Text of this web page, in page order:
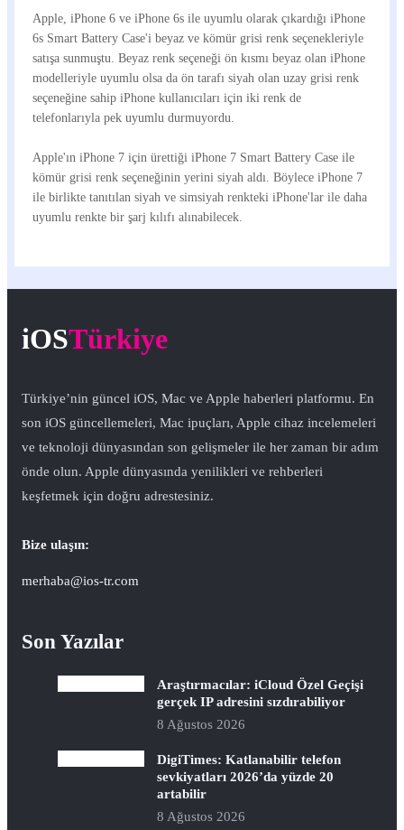
Apple, iPhone 6 ve iPhone 6s ile uyumlu olarak çıkardığı iPhone
6s Smart Battery Case'i beyaz ve kömür grisi renk seçenekleriyle
satışa sunmuştu. Beyaz renk seçeneği ön kısmı beyaz olan iPhone
modelleriyle uyumlu olsa da ön tarafı siyah olan uzay grisi renk
seçeneğine sahip iPhone kullanıcıları için iki renk de
telefonlarıyla pek uyumlu durmuyordu.
Apple'ın iPhone 7 için ürettiği iPhone 7 Smart Battery Case ile
kömür grisi renk seçeneğinin yerini siyah aldı. Böylece iPhone 7
ile birlikte tanıtılan siyah ve simsiyah renkteki iPhone'lar ile daha
uyumlu renkte bir şarj kılıfı alınabilecek.
iOSTürkiye
Türkiye’nin güncel iOS, Mac ve Apple haberleri platformu. En
son iOS güncellemeleri, Mac ipuçları, Apple cihaz incelemeleri
ve teknoloji dünyasından son gelişmeler ile her zaman bir adım
önde olun. Apple dünyasında yenilikleri ve rehberleri
keşfetmek için doğru adrestesiniz.
Bize ulaşın:
merhaba@ios-tr.com
Son Yazılar
Araştırmacılar: iCloud Özel Geçişi
gerçek IP adresini sızdırabiliyor
8 Ağustos 2026
DigiTimes: Katlanabilir telefon
sevkiyatları 2026’da yüzde 20
artabilir
8 Ağustos 2026